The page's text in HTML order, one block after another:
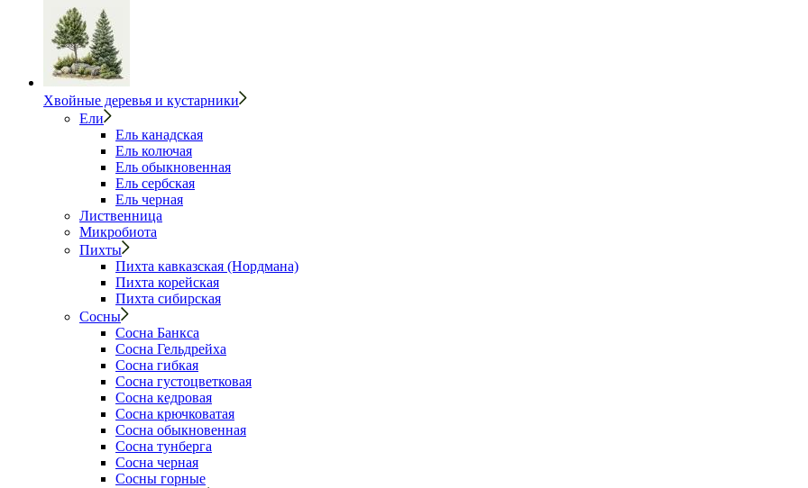
Хвойные деревья и кустарники
Ели
Ель канадская
Ель колючая
Ель обыкновенная
Ель сербская
Ель черная
Лиственница
Микробиота
Пихты
Пихта кавказская (Нордмана)
Пихта корейская
Пихта сибирская
Сосны
Сосна Банкса
Сосна Гельдрейха
Сосна гибкая
Сосна густоцветковая
Сосна кедровая
Сосна крючковатая
Сосна обыкновенная
Сосна тунберга
Сосна черная
Сосны горные